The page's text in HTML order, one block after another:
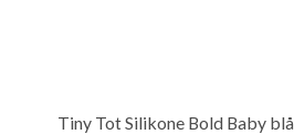
Tiny Tot Silikone Bold Baby blå